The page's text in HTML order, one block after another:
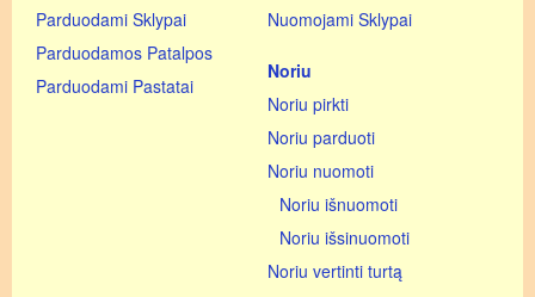
Parduodami Sklypai
Parduodamos Patalpos
Parduodami Pastatai
Nuomojami Sklypai
Noriu
Noriu pirkti
Noriu parduoti
Noriu nuomoti
Noriu išnuomoti
Noriu išsinuomoti
Noriu vertinti turtą